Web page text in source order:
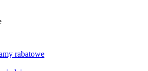
rabatowe